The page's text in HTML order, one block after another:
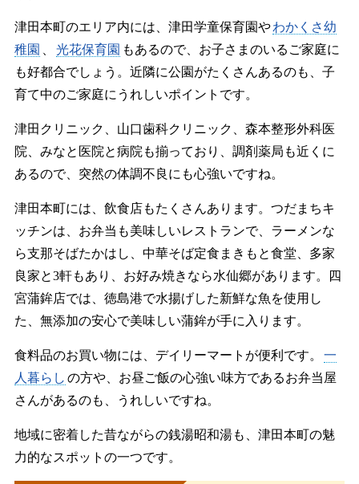
津田本町のエリア内には、津田学童保育園やわかくさ幼
稚園
光花保育園 もあるので、お子さまのいるご家庭に
も好都合でしょう。近隣に公園がたくさんあるのも、子
育て中のご家庭にうれしいポイントです。
津田クリニック、山口歯科クリニック、森本整形外科医
院、みなと医院と病院も揃っており、調剤薬局も近くに
あるので、突然の体調不良にも心強いですね。
津田本町には、飲食店もたくさんあります。つだまちキ
ッチンは、お弁当も美味しいレストランで、ラーメンな
ら支那そばたかはし、中華そば定食まきもと食堂、多家
良家と3軒もあり、お好み焼きなら水仙郷があります。四
宮蒲鉾店では、徳島港で水揚げした新鮮な魚を使用し
た、無添加の安心で美味しい蒲鉾が手に入ります。
食料品のお買い物には、デイリーマートが便利です。
一
人暮らし の方や、お昼ご飯の心強い味方であるお弁当屋
さんがあるのも、うれしいですね。
地域に密着した昔ながらの銭湯昭和湯も、津田本町の魅
力的なスポットの一つです。